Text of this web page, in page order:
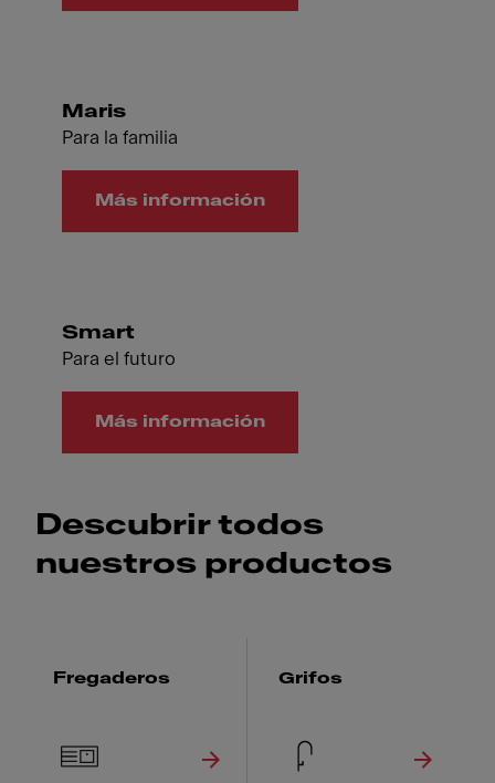
Maris
Para la familia
Más información
Smart
Para el futuro
Más información
Descubrir todos
nuestros productos
Fregaderos Grifos